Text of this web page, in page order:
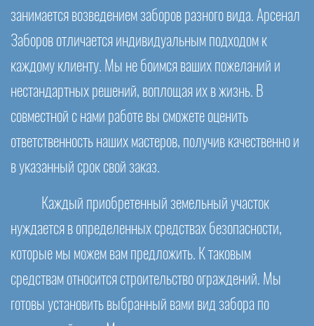
занимается возведением заборов разного вида. Арсенал
Заборов отличается индивидуальным подходом к
каждому клиенту. Мы не боимся ваших пожеланий и
нестандартных решений, воплощая их в жизнь. В
совместной с нами работе вы сможете оценить
ответственность наших мастеров, получив качественно и
в указанный срок свой заказ.
Каждый приобретенный земельный участок
нуждается в определенных средствах безопасности,
которые мы можем вам предложить. К таковым
средствам относится строительство ограждений. Мы
готовы установить выбранный вами вид забора по